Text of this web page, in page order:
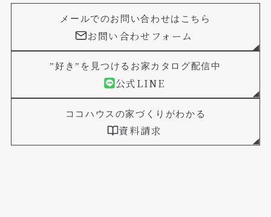
メールでのお問い合わせはこちら
お問い合わせフォーム
”好き”を見つけるお家カタログ配信中
公式LINE
ココハウスの家づくりがわかる
資料請求